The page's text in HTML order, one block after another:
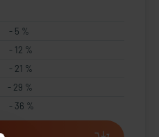
- 5 %
- 12 %
- 21 %
- 29 %
- 36 %